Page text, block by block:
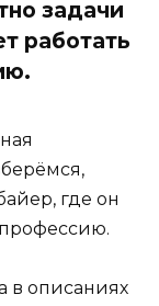
задачи
работать
где он
профессию.
в описаниях